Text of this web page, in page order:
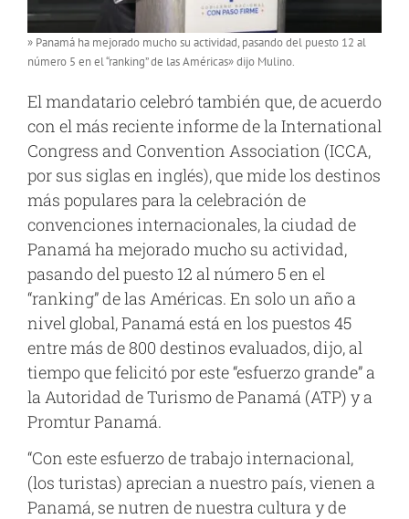
» Panamá ha mejorado mucho su actividad, pasando del puesto 12 al
número 5 en el “ranking” de las Américas» dijo Mulino.
El mandatario celebró también que, de acuerdo
con el más reciente informe de la International
Congress and Convention Association (ICCA,
por sus siglas en inglés), que mide los destinos
más populares para la celebración de
convenciones internacionales, la ciudad de
Panamá ha mejorado mucho su actividad,
pasando del puesto 12 al número 5 en el
“ranking” de las Américas. En solo un año a
nivel global, Panamá está en los puestos 45
entre más de 800 destinos evaluados, dijo, al
tiempo que felicitó por este “esfuerzo grande” a
la Autoridad de Turismo de Panamá (ATP) y a
Promtur Panamá.
“Con este esfuerzo de trabajo internacional,
(los turistas) aprecian a nuestro país, vienen a
Panamá, se nutren de nuestra cultura y de